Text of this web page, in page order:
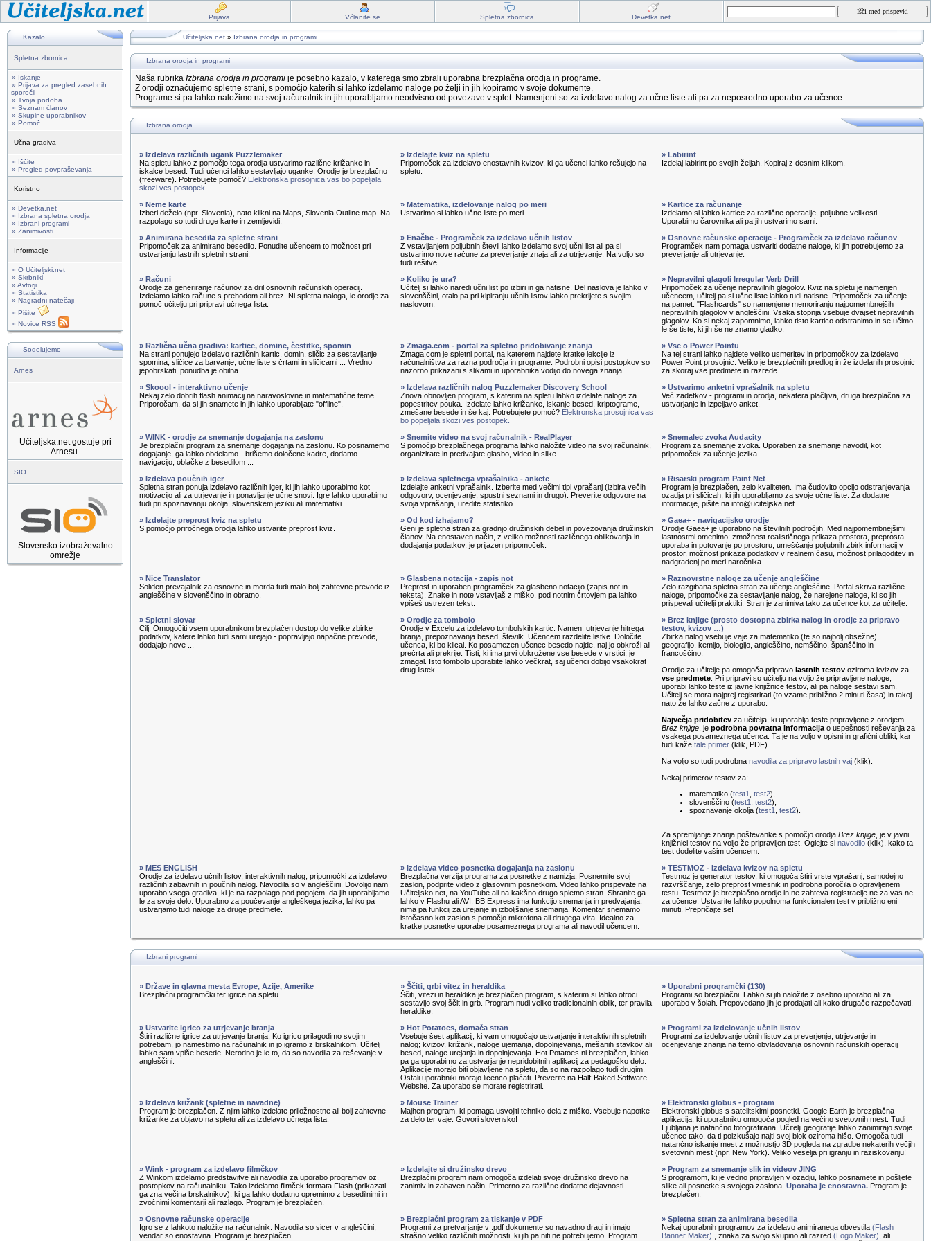
Prijava Včlanite se Spletna zbornica Devetka.net
Kazalo
Spletna zbornica
» Iskanje
» Prijava za pregled zasebnih
sporočil
» Tvoja podoba
» Seznam članov
» Skupine uporabnikov
» Pomoč
Učna gradiva
» Iščite
» Pregled povpraševanja
Koristno
» Devetka.net
» Izbrana spletna orodja
» Izbrani programi
» Zanimivosti
Informacije
» O Učiteljski.net
» Skrbniki
» Avtorji
» Statistika
» Nagradni natečaji
» Pišite
» Novice RSS
Sodelujemo
Arnes
Učiteljska.net gostuje pri
Arnesu.
SIO
Slovensko izobraževalno
omrežje
Učiteljska.net » Izbrana orodja in programi
Izbrana orodja in programi
Naša rubrika Izbrana orodja in programi je posebno kazalo, v katerega smo zbrali uporabna brezplačna orodja in programe.
Z orodji označujemo spletne strani, s pomočjo katerih si lahko izdelamo naloge po želji in jih kopiramo v svoje dokumente.
Programe si pa lahko naložimo na svoj računalnik in jih uporabljamo neodvisno od povezave v splet. Namenjeni so za izdelavo nalog za učne liste ali pa za neposredno uporabo za učence.
Izbrana orodja
» Izdelava različnih ugank Puzzlemaker
Na spletu lahko z pomočjo tega orodja ustvarimo različne križanke in
iskalce besed. Tudi učenci lahko sestavljajo uganke. Orodje je brezplačno
(freeware). Potrebujete pomoč? Elektronska prosojnica vas bo popeljala
skozi ves postopek.
» Izdelajte kviz na spletu
Pripomoček za izdelavo enostavnih kvizov, ki ga učenci lahko rešujejo na
spletu.
» Labirint
Izdelaj labirint po svojih željah. Kopiraj z desnim klikom.
» Neme karte
Izberi deželo (npr. Slovenia), nato klikni na Maps, Slovenia Outline map. Na
razpolago so tudi druge karte in zemljevidi.
» Matematika, izdelovanje nalog po meri
Ustvarimo si lahko učne liste po meri.
» Kartice za računanje
Izdelamo si lahko kartice za različne operacije, poljubne velikosti.
Uporabimo čarovnika ali pa jih ustvarimo sami.
» Animirana besedila za spletne strani
Pripomoček za animirano besedilo. Ponudite učencem to možnost pri
ustvarjanju lastnih spletnih strani.
» Enačbe - Programček za izdelavo učnih listov
Z vstavljanjem poljubnih števil lahko izdelamo svoj učni list ali pa si
ustvarimo nove račune za preverjanje znaja ali za utrjevanje. Na voljo so
tudi rešitve.
» Osnovne računske operacije - Programček za izdelavo računov
Programček nam pomaga ustvariti dodatne naloge, ki jih potrebujemo za
preverjanje ali utrjevanje.
» Računi
Orodje za generiranje računov za dril osnovnih računskih operacij.
Izdelamo lahko račune s prehodom ali brez. Ni spletna naloga, le orodje za
pomoč učitelju pri pripravi učnega lista.
» Koliko je ura?
Učitelj si lahko naredi učni list po izbiri in ga natisne. Del naslova je lahko v
slovenščini, otalo pa pri kipiranju učnih listov lahko prekrijete s svojim
naslovom.
» Nepravilni glagoli Irregular Verb Drill
Pripomoček za učenje nepravilnih glagolov. Kviz na spletu je namenjen
učencem, učitelj pa si učne liste lahko tudi natisne. Pripomoček za učenje
na pamet. "Flashcards" so namenjene memoriranju najpomembnejših
nepravilnih glagolov v angleščini. Vsaka stopnja vsebuje dvajset nepravilnih
glagolov. Ko si nekaj zapomnimo, lahko tisto kartico odstranimo in se učimo
le še tiste, ki jih še ne znamo gladko.
» Različna učna gradiva: kartice, domine, čestitke, spomin
Na strani ponujejo izdelavo različnih kartic, domin, sličic za sestavljanje
spomina, sličice za barvanje, učne liste s črtami in sličicami ... Vredno
jepobrskati, ponudba je obilna.
» Zmaga.com - portal za spletno pridobivanje znanja
Zmaga.com je spletni portal, na katerem najdete kratke lekcije iz
računalništva za razna področja in programe. Podrobni opisi postopkov so
nazorno prikazani s slikami in uporabnika vodijo do novega znanja.
» Vse o Power Pointu
Na tej strani lahko najdete veliko usmeritev in pripomočkov za izdelavo
Power Point prosojnic. Veliko je brezplačnih predlog in že izdelanih prosojnic
za skoraj vse predmete in razrede.
» Skoool - interaktivno učenje
Nekaj zelo dobrih flash animacij na naravoslovne in matematične teme.
Priporočam, da si jih snamete in jih lahko uporabljate "offline".
» Izdelava različnih nalog Puzzlemaker Discovery School
Znova obnovljen program, s katerim na spletu lahko izdelate naloge za
popestritev pouka. Izdelate lahko križanke, iskanje besed, kriptograme,
zmešane besede in še kaj. Potrebujete pomoč? Elektronska prosojnica vas
bo popeljala skozi ves postopek.
» Ustvarimo anketni vprašalnik na spletu
Več zadetkov - programi in orodja, nekatera plačljiva, druga brezplačna za
ustvarjanje in izpeljavo anket.
» WINK - orodje za snemanje dogajanja na zaslonu
Je brezplačni program za snemanje dogajanja na zaslonu. Ko posnamemo
dogajanje, ga lahko obdelamo - brišemo določene kadre, dodamo
navigacijo, oblačke z besedilom ...
» Snemite video na svoj računalnik - RealPlayer
S pomočjo brezplačnega programa lahko naložite video na svoj računalnik,
organizirate in predvajate glasbo, video in slike.
» Snemalec zvoka Audacity
Program za snemanje zvoka. Uporaben za snemanje navodil, kot
pripomoček za učenje jezika ...
» Izdelava poučnih iger
Spletna stran ponuja izdelavo različnih iger, ki jih lahko uporabimo kot
motivacijo ali za utrjevanje in ponavljanje učne snovi. Igre lahko uporabimo
tudi pri spoznavanju okolja, slovenskem jeziku ali matematiki.
» Izdelava spletnega vprašalnika - ankete
Izdelajte anketni vprašalnik. Izberite med večimi tipi vprašanj (izbira večih
odgovorv, ocenjevanje, spustni seznami in drugo). Preverite odgovore na
svoja vprašanja, uredite statistiko.
» Risarski program Paint Net
Program je brezplačen, zelo kvaliteten. Ima čudovito opcijo odstranjevanja
ozadja pri sličicah, ki jih uporabljamo za svoje učne liste. Za dodatne
informacije, pišite na info@uciteljska.net
» Izdelajte preprost kviz na spletu
S pomočjo priročnega orodja lahko ustvarite preprost kviz.
» Od kod izhajamo?
Geni je spletna stran za gradnjo družinskih debel in povezovanja družinskih
članov. Na enostaven način, z veliko možnosti različnega oblikovanja in
dodajanja podatkov, je prijazen pripomoček.
» Gaea+ - navigacijsko orodje
Orodje Gaea+ je uporabno na številnih področjih. Med najpomembnejšimi
lastnostmi omenimo: zmožnost realističnega prikaza prostora, preprosta
uporaba in potovanje po prostoru, umeščanje poljubnih zbirk informacij v
prostor, možnost prikaza podatkov v realnem času, možnost prilagoditev in
nadgradenj po meri naročnika.
» Nice Translator
Soliden prevajalnik za osnovne in morda tudi malo bolj zahtevne prevode iz
angleščine v slovenščino in obratno.
» Glasbena notacija - zapis not
Preprost in uporaben programček za glasbeno notacijo (zapis not in
teksta). Znake in note vstavljaš z miško, pod notnim črtovjem pa lahko
vpišeš ustrezen tekst.
» Raznovrstne naloge za učenje angleščine
Zelo razgibana spletna stran za učenje angleščine. Portal skriva različne
naloge, pripomočke za sestavljanje nalog, že narejene naloge, ki so jih
prispevali učitelji praktiki. Stran je zanimiva tako za učence kot za učitelje.
» Spletni slovar
Cilj: Omogočiti vsem uporabnikom brezplačen dostop do velike zbirke
podatkov, katere lahko tudi sami urejajo - popravljajo napačne prevode,
dodajajo nove ...
» Orodje za tombolo
Orodje v Excelu za izdelavo tombolskih kartic. Namen: utrjevanje hitrega
branja, prepoznavanja besed, številk. Učencem razdelite listke. Določite
učenca, ki bo klical. Ko posamezen učenec besedo najde, naj jo obkroži ali
prečrta ali prekrije. Tisti, ki ima prvi obkrožene vse besede v vrstici, je
zmagal. Isto tombolo uporabite lahko večkrat, saj učenci dobijo vsakokrat
drug listek.
» Brez knjige (prosto dostopna zbirka nalog in orodje za pripravo
testov, kvizov …)
Zbirka nalog vsebuje vaje za matematiko (te so najbolj obsežne),
geografijo, kemijo, biologijo, angleščino, nemščino, španščino in
francoščino.
Orodje za učitelje pa omogoča pripravo lastnih testov oziroma kvizov za
vse predmete . Pri pripravi so učitelju na voljo že pripravljene naloge,
uporabi lahko teste iz javne knjižnice testov, ali pa naloge sestavi sam.
Učitelj se mora najprej registrirati (to vzame približno 2 minuti časa) in takoj
nato že lahko začne z uporabo.
Največja pridobitev za učitelja, ki uporablja teste pripravljene z orodjem
Brez knjige , je podrobna povratna informacija o uspešnosti reševanja za
vsakega posameznega učenca. Ta je na voljo v opisni in grafični obliki, kar
tudi kaže tale primer (klik, PDF).
Na voljo so tudi podrobna navodila za pripravo lastnih vaj (klik).
Nekaj primerov testov za:
matematiko (test1 test2),
slovenščino (test1 test2),
spoznavanje okolja (test1 test2).
Za spremljanje znanja poštevanke s pomočjo orodja Brez knjige , je v javni
knjižnici testov na voljo že pripravljen test. Oglejte si navodilo (klik), kako ta
test dodelite vašim učencem.
» MES ENGLISH
Orodje za izdelavo učnih listov, interaktivnih nalog, pripomočki za izdelavo
različnih zabavnih in poučnih nalog. Navodila so v angleščini. Dovolijo nam
uporabo vsega gradiva, ki je na razpolago pod pogojem, da jih uporabljamo
le za svoje delo. Uporabno za poučevanje angleškega jezika, lahko pa
ustvarjamo tudi naloge za druge predmete.
» Izdelava video posnetka dogajanja na zaslonu
Brezplačna verzija programa za posnetke z namizja. Posnemite svoj
zaslon, podprite video z glasovnim posnetkom. Video lahko prispevate na
Učiteljsko.net, na YouTube ali na kakšno drugo spletno stran. Shranite ga
lahko v Flashu ali AVI. BB Express ima funkcijo snemanja in predvajanja,
nima pa funkcij za urejanje in izboljšanje snemanja. Komentar snemamo
istočasno kot zaslon s pomočjo mikrofona ali drugega vira. Idealno za
kratke posnetke uporabe posameznega programa ali navodil učencem.
» TESTMOZ - Izdelava kvizov na spletu
Testmoz je generator testov, ki omogoča štiri vrste vprašanj, samodejno
razvrščanje, zelo preprost vmesnik in podrobna poročila o opravljenem
testu. Testmoz je brezplačno orodje in ne zahteva registracije ne za vas ne
za učence. Ustvarite lahko popolnoma funkcionalen test v približno eni
minuti. Prepričajte se!
Izbrani programi
» Države in glavna mesta Evrope, Azije, Amerike
Brezplačni programčki ter igrice na spletu.
» Ščiti, grbi vitez in heraldika
Ščiti, vitezi in heraldika je brezplačen program, s katerim si lahko otroci
sestavijo svoj ščit in grb. Program nudi veliko tradicionalnih oblik, ter pravila
heraldike.
» Uporabni programčki (130)
Programi so brezplačni. Lahko si jih naložite z osebno uporabo ali za
uporabo v šolah. Prepovedano jih je prodajati ali kako drugače razpečavati.
» Ustvarite igrico za utrjevanje branja
Štiri različne igrice za utrjevanje branja. Ko igrico prilagodimo svojim
potrebam, jo namestimo na računalnik in jo igramo z brskalnikom. Učitelj
lahko sam vpiše besede. Nerodno je le to, da so navodila za reševanje v
angleščini.
» Hot Potatoes, domača stran
Vsebuje šest aplikacij, ki vam omogočajo ustvarjanje interaktivnih spletnih
nalog; kvizov, križank, naloge ujemanja, dopolnjevanja, mešanih stavkov ali
besed, naloge urejanja in dopolnjevanja. Hot Potatoes ni brezplačen, lahko
pa ga uporabimo za ustvarjanje nepridobitnih aplikacij za pedagoško delo.
Aplikacije morajo biti objavljene na spletu, da so na razpolago tudi drugim.
Ostali uporabniki morajo licenco plačati. Preverite na Half-Baked Software
Website. Za uporabo se morate registrirati.
» Programi za izdelovanje učnih listov
Programi za izdelovanje učnih listov za preverjenje, utrjevanje in
ocenjevanje znanja na temo obvladovanja osnovnih računskih operacij
» Izdelava križank (spletne in navadne)
Program je brezplačen. Z njim lahko izdelate priložnostne ali bolj zahtevne
križanke za objavo na spletu ali za izdelavo učnega lista.
» Mouse Trainer
Majhen program, ki pomaga usvojiti tehniko dela z miško. Vsebuje napotke
za delo ter vaje. Govori slovensko!
» Elektronski globus - program
Elektronski globus s satelitskimi posnetki. Google Earth je brezplačna
aplikacija, ki uporabniku omogoča pogled na večino svetovnih mest. Tudi
Ljubljana je natančno fotografirana. Učitelji geografije lahko zanimirajo svoje
učence tako, da ti poizkušajo najti svoj blok oziroma hišo. Omogoča tudi
natančno iskanje mest z možnostjo 3D pogleda na zgradbe nekaterih večjih
svetovnih mest (npr. New York). Veliko veselja pri igranju in raziskovanju!
» Wink - program za izdelavo filmčkov
Z Winkom izdelamo predstavitve ali navodila za uporabo programov oz.
postopkov na računalniku. Tako izdelamo filmček formata Flash (prikazati
ga zna večina brskalnikov), ki ga lahko dodatno opremimo z besedilnimi in
zvočnimi komentarji ali razlago. Program je brezplačen.
» Izdelajte si družinsko drevo
Brezplačni program nam omogoča izdelati svoje družinsko drevo na
zanimiv in zabaven način. Primerno za različne dodatne dejavnosti.
» Program za snemanje slik in videov JING
S programom, ki je vedno pripravljen v ozadju, lahko posnamete in pošljete
slike ali posnetke s svojega zaslona. Uporaba je enostavna. Program je
brezplačen.
» Osnovne računske operacije
Igro se z lahkoto naložite na računalnik. Navodila so sicer v angleščini,
vendar so enostavna. Program je brezplačen.
» Brezplačni program za tiskanje v PDF
Programi za pretvarjanje v .pdf dokumente so navadno dragi in imajo
strašno veliko različnih možnosti, ki jih pa niti ne potrebujemo. Program
» Spletna stran za animirana besedila
Nekaj uporabnih programov za izdelavo animiranega obvestila (Flash
Banner Maker) , znaka za svojo skupino ali razred (Logo Maker) , ali